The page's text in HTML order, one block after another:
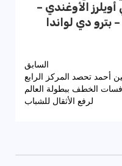
الأوغندي –
بترو دي لواندا
السابق
أحمد تحصد المركز الرابع
الخطف ببطولة العالم
لرفع الأثقال للشباب